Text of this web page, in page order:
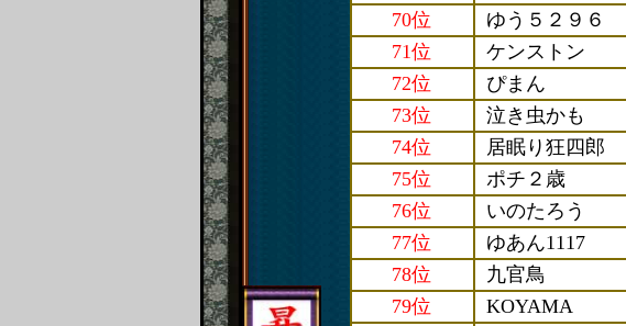
70位
ゆう５２９６
71位
ケンストン
72位
ぴまん
73位
泣き虫かも
74位
居眠り狂四郎
75位
ポチ２歳
76位
いのたろう
77位
ゆあん1117
78位
九官鳥
79位
KOYAMA